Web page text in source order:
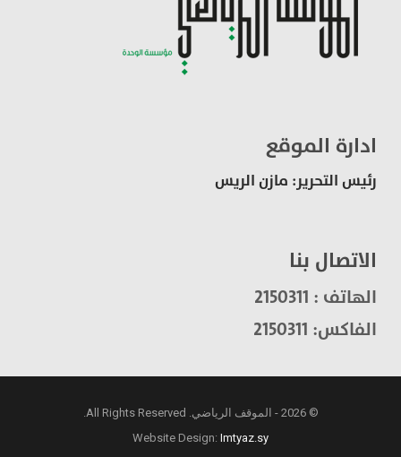
ادارة الموقع
رئيس التحرير: مازن الريس
الاتصال بنا
الهاتف : 2150311
الفاكس: 2150311
© 2026 - الموقف الرياضي. All Rights Reserved.
Website Design:Imtyaz.sy